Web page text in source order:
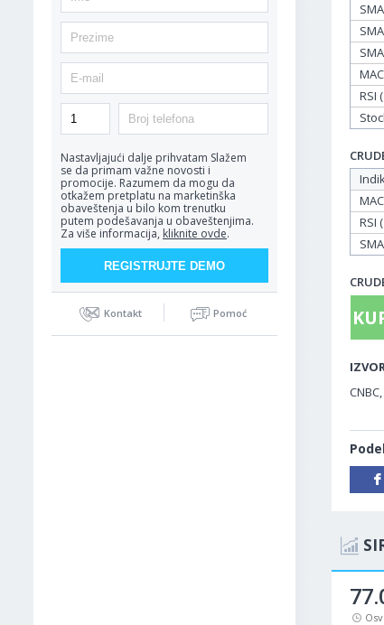
Nastavljajući dalje prihvatam Slažem
se da primam važne novosti i
promocije. Razumem da mogu da
otkažem pretplatu na marketinška
obaveštenja u bilo kom trenutku
putem podešavanja u obaveštenjima.
Za više informacija, kliknite ovde.
Kontakt Pomoć
RSI
RSI